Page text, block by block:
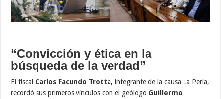
“Convicción y ética en la
búsqueda de la verdad”
El fiscal Carlos Facundo Trotta, integrante de la causa La Perla,
recordó sus primeros vínculos con el geólogo Guillermo